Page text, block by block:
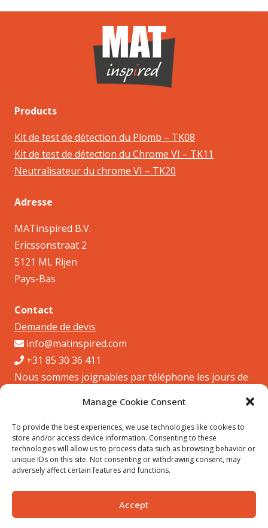
Manage Cookie Consent
To provide the best experiences, we use technologies like cookies to
store and/or access device information. Consenting to these
technologies will allow us to process data such as browsing behavior or
unique IDs on this site. Not consenting or withdrawing consent, may
adversely affect certain features and functions.
Accept
Products
Kit de test de détection du Plomb – TK08
Kit de test de détection du Chrome VI – TK11
Neutralisateur du chrome VI – TK20
Adresse
MATinspired B.V.
Ericssonstraat 2
5121 ML Rijen
Pays-Bas
Contact
Demande de devis
info@matinspired.com
+31 85 30 36 411
Nous sommes joignables par téléphone les jours de
75207605
Home À propos de nous Produits Contact